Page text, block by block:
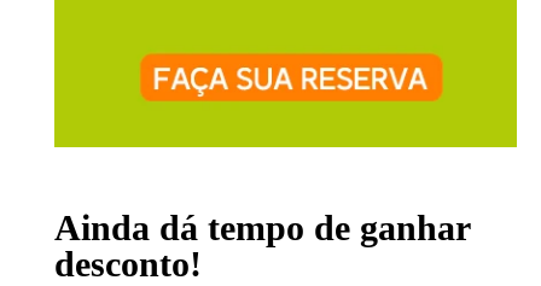
Ainda dá tempo de ganhar
desconto!